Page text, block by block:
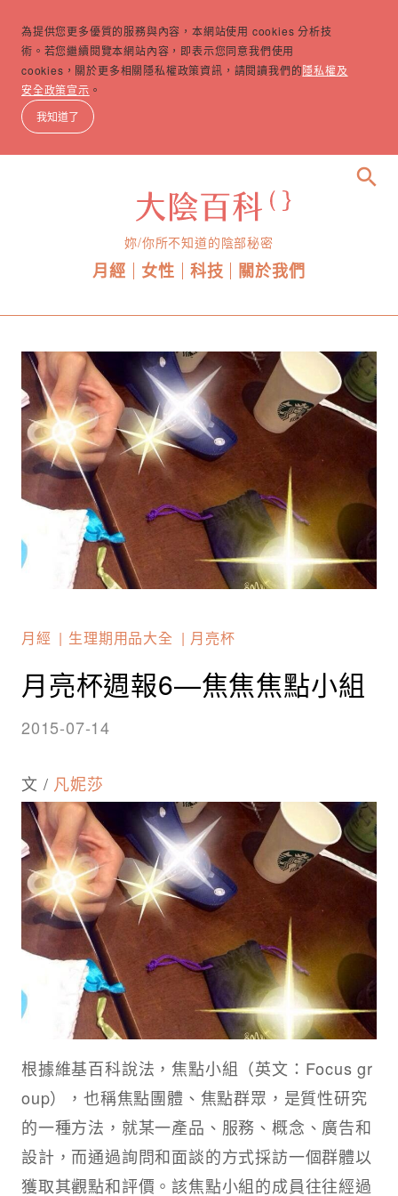
為提供您更多優質的服務與內容，本網站使用 cookies 分析技
術。若您繼續閱覽本網站內容，即表示您同意我們使用
cookies，關於更多相關隱私權政策資訊，請閱讀我們的隱私權及
安全政策宣示 。
我知道了
妳/你所不知道的陰部秘密
月經 女性 科技 關於我們
search
月經 生理期用品大全 月亮杯
月亮杯週報6—焦焦焦點小組
2015-07-14
文 / 凡妮莎
根據維基百科說法，焦點小組（英文：Focus gr
oup），也稱焦點團體、焦點群眾，是質性研究
的一種方法，就某一產品、服務、概念、廣告和
設計，而通過詢問和面談的方式採訪一個群體以
獲取其觀點和評價。該焦點小組的成員往往經過